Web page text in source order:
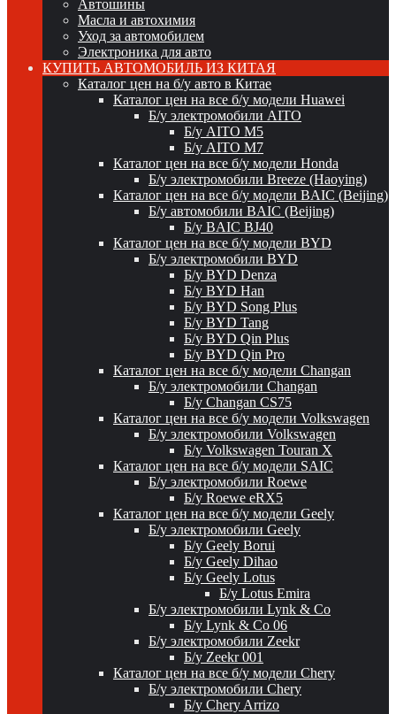
Автошины
Масла и автохимия
Уход за автомобилем
Электроника для авто
КУПИТЬ АВТОМОБИЛЬ ИЗ КИТАЯ
Каталог цен на б/у авто в Китае
Каталог цен на все б/у модели Huawei
Б/у электромобили AITO
Б/у AITO M5
Б/у AITO M7
Каталог цен на все б/у модели Honda
Б/у электромобили Breeze (Haoying)
Каталог цен на все б/у модели BAIC (Beijing)
Б/у автомобили BAIC (Beijing)
Б/у BAIC BJ40
Каталог цен на все б/у модели BYD
Б/у электромобили BYD
Б/у BYD Denza
Б/у BYD Han
Б/у BYD Song Plus
Б/у BYD Tang
Б/у BYD Qin Plus
Б/у BYD Qin Pro
Каталог цен на все б/у модели Changan
Б/у электромобили Changan
Б/у Changan CS75
Каталог цен на все б/у модели Volkswagen
Б/у электромобили Volkswagen
Б/у Volkswagen Touran X
Каталог цен на все б/у модели SAIC
Б/у электромобили Roewe
Б/у Roewe eRX5
Каталог цен на все б/у модели Geely
Б/у электромобили Geely
Б/у Geely Borui
Б/у Geely Dihao
Б/у Geely Lotus
Б/у Lotus Emira
Б/у электромобили Lynk & Co
Б/у Lynk & Co 06
Б/у электромобили Zeekr
Б/у Zeekr 001
Каталог цен на все б/у модели Chery
Б/у электромобили Chery
Б/у Chery Arrizo